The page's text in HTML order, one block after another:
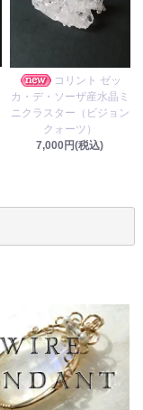
コリント ゼッ
カ・デ・ソーザ産水晶ミ
ニクラスター（ビジョン
クォーツ）
7,000円(税込)